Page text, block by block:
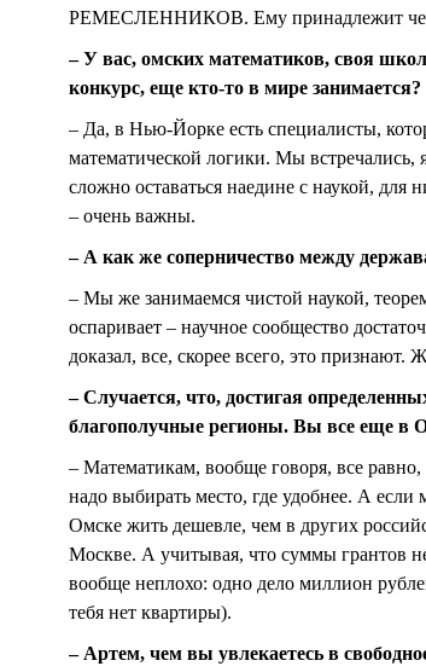
РЕМЕСЛЕННИКОВ. Ему принадлежит
– У вас, омских математиков, своя
конкурс, еще кто-то в мире занимается?
– Да, в Нью-Йорке есть специалисты,
математической логики. Мы
сложно оставаться наедине с наукой,
– очень важны.
– А как же соперничество между
– Мы же занимаемся чистой наукой,
оспаривает – научное сообщество
доказал, все, скорее всего, это признают.
– Случается, что, достигая
благополучные регионы. Вы все еще в
– Математикам, вообще говоря, все
надо выбирать место, где удобнее. А
Омске жить дешевле, чем в других
Москве. А учитывая, что суммы грантов
вообще неплохо: одно дело миллион
тебя нет квартиры).
– Артем, чем вы увлекаетесь в